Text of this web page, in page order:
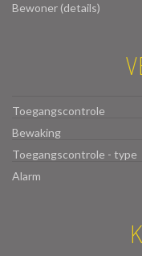
Bewoner (details)
Toegangscontrole
Bewaking
Toegangscontrole - type
Alarm